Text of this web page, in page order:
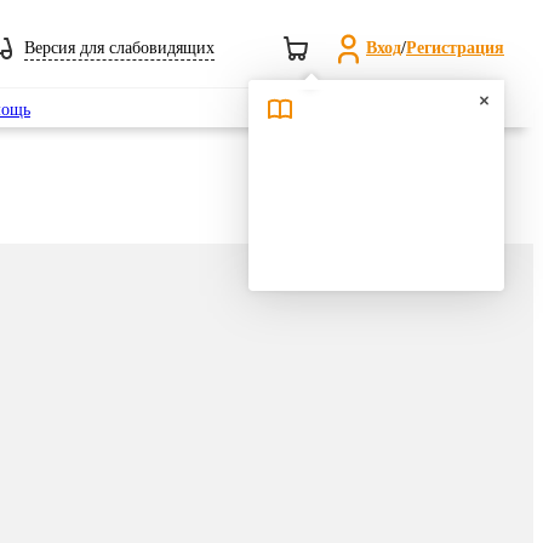
Версия для слабовидящих Вход/Регистрация
Поиск